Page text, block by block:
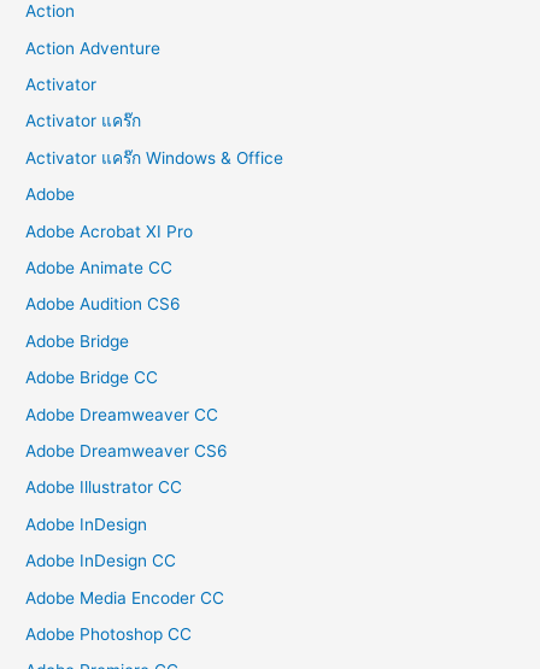
Action
Action Adventure
Activator
Activator แคร๊ก
Activator แคร๊ก Windows & Office
Adobe
Adobe Acrobat XI Pro
Adobe Animate CC
Adobe Audition CS6
Adobe Bridge
Adobe Bridge CC
Adobe Dreamweaver CC
Adobe Dreamweaver CS6
Adobe Illustrator CC
Adobe InDesign
Adobe InDesign CC
Adobe Media Encoder CC
Adobe Photoshop CC